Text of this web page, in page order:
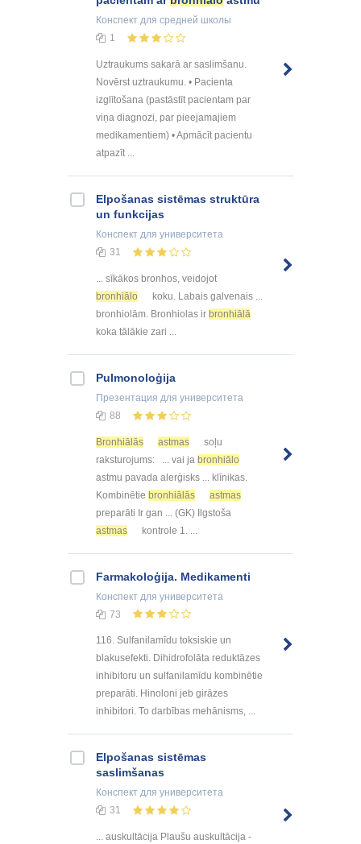
Конспект для средней школы
1
Uztraukums sakarā ar saslimšanu.
Novērst uztraukumu. • Pacienta
izglītošana (pastāstīt pacientam par
viņa diagnozi, par pieejamajiem
medikamentiem) • Apmācīt pacientu
atpazīt ...
Elpošanas sistēmas struktūra
un funkcijas
Конспект для университета
31
... sīkākos bronhos, veidojot
bronhiālo
koku. Labais galvenais ...
bronhiolām. Bronhiolas ir bronhiālā
koka tālākie zari ...
Pulmonoloģija
Презентация для университета
88
Bronhiālās astmas
soļu
raksturojums: ... vai ja bronhiālo
astmu pavada alerģisks ... klīnikas.
Kombinētie bronhiālās
astmas
preparāti Ir gan ... (GK) Ilgstoša
astmas
kontrole 1. ...
Farmakoloģija. Medikamenti
Конспект для университета
73
116. Sulfanilamīdu toksiskie un
blakusefekti. Dihidrofolāta reduktāzes
inhibitoru un sulfanilamīdu kombinētie
preparāti. Hinoloni jeb girāzes
inhibitori. To darbības mehānisms, ...
Elpošanas sistēmas
saslimšanas
Конспект для университета
31
... auskultācija Plaušu auskultācija -